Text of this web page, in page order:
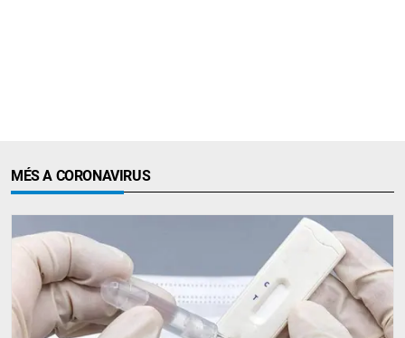
MÉS A CORONAVIRUS